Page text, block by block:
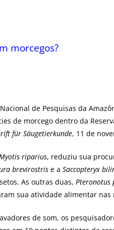
morcegos?
de Pesquisas da
de morcego dentro da
für Säugetierkunde, 11 de
riparius, reduziu sua
brevirostris e a Saccopteryx
As outras duas, Pteronotus
sua atividade alimentar nas
de som, os